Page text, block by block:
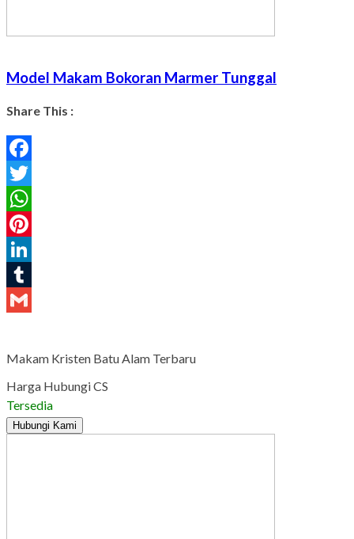
Model Makam Bokoran Marmer Tunggal
Share This :
Facebook
Twitter
WhatsApp
Pinterest
LinkedIn
Tumblr
Makam Kristen Batu Alam Terbaru
Harga Hubungi CS
Tersedia
Hubungi Kami